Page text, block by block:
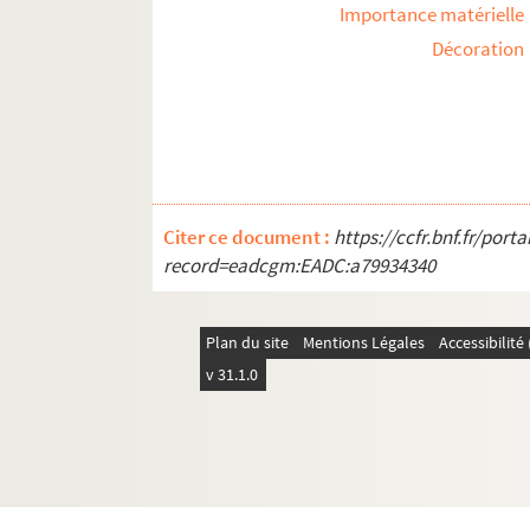
Importance matérielle
Décoration
Citer ce document : https://ccfr.bnf.fr/
record=eadcgm:EADC:a79934340
Plan du site Mentions Légales
v 31.1.0